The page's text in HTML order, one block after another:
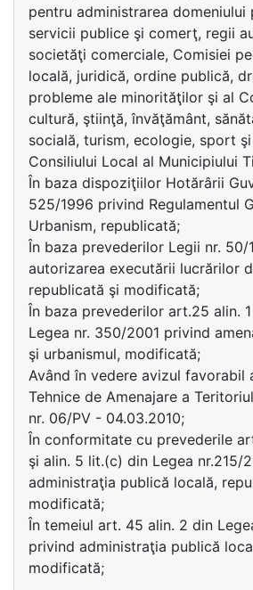
pentru administrarea domeniului
servicii publice şi comerţ, regii
societăţi comerciale, Comisiei
locală, juridică, ordine publică,
probleme ale minorităţilor şi al
cultură, ştiinţă, învăţământ,
socială, turism, ecologie, sport
Consiliului Local al Municipiului
În baza dispoziţiilor Hotărârii
525/1996 privind Regulamentul
Urbanism, republicată;
În baza prevederilor Legii nr. 50/
autorizarea executării lucrărilor
republicată şi modificată;
În baza prevederilor art.25 alin.
Legea nr. 350/2001 privind
şi urbanismul, modificată;
Având în vedere avizul favorabil
Tehnice de Amenajare a
nr. 06/PV - 04.03.2010;
În conformitate cu prevederile
şi alin. 5 lit.(c) din Legea nr.215/
administraţia publică locală,
modificată;
În temeiul art. 45 alin. 2 din
privind administraţia publică
modificată;